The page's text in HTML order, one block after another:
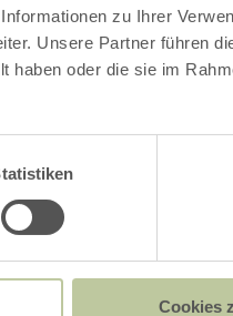
zu Ihrer
Unsere Partner führen
haben oder die sie im
Cookies